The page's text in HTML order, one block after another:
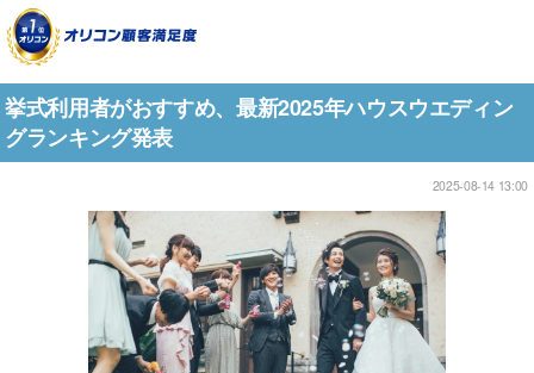
挙式利用者がおすすめ、最新2025年ハウスウエディン
グランキング発表
2025-08-14 13:00